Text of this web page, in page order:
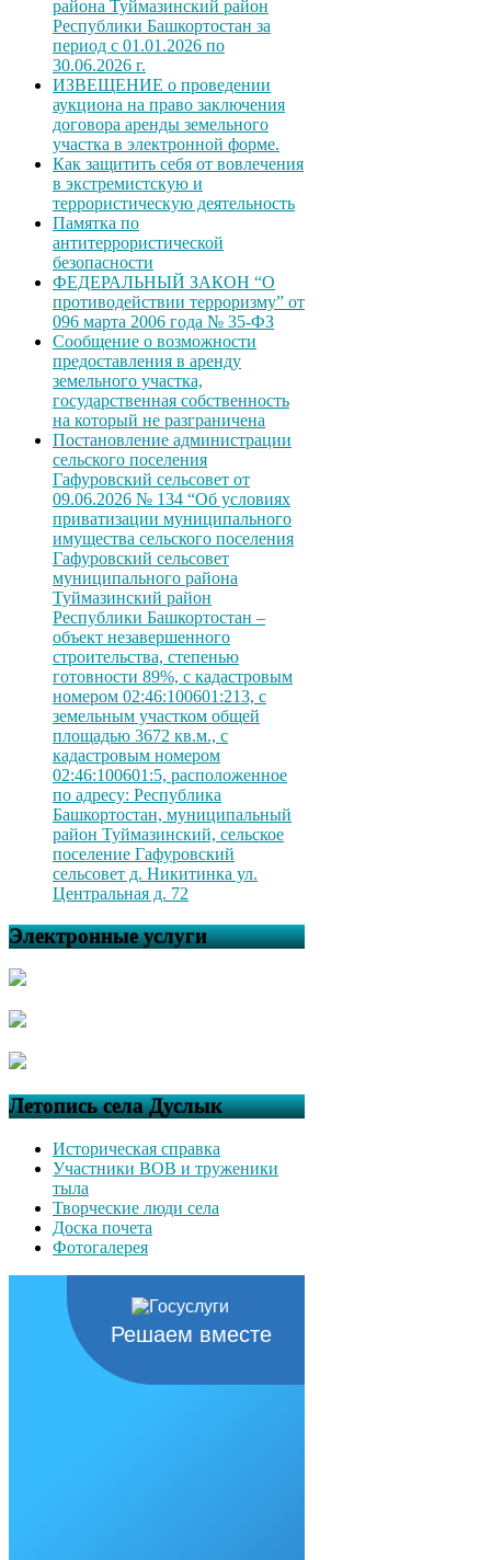
района Туймазинский район
Республики Башкортостан за
период с 01.01.2026 по
30.06.2026 г.
ИЗВЕЩЕНИЕ о проведении
аукциона на право заключения
договора аренды земельного
участка в электронной форме.
Как защитить себя от вовлечения
в экстремистскую и
террористическую деятельность
Памятка по
антитеррористической
безопасности
ФЕДЕРАЛЬНЫЙ ЗАКОН “О
противодействии терроризму” от
096 марта 2006 года № 35-ФЗ
Сообщение о возможности
предоставления в аренду
земельного участка,
государственная собственность
на который не разграничена
Постановление администрации
сельского поселения
Гафуровский сельсовет от
09.06.2026 № 134 “Об условиях
приватизации муниципального
имущества сельского поселения
Гафуровский сельсовет
муниципального района
Туймазинский район
Республики Башкортостан –
объект незавершенного
строительства, степенью
готовности 89%, с кадастровым
номером 02:46:100601:213, с
земельным участком общей
площадью 3672 кв.м., с
кадастровым номером
02:46:100601:5, расположенное
по адресу: Республика
Башкортостан, муниципальный
район Туймазинский, сельское
поселение Гафуровский
сельсовет д. Никитинка ул.
Центральная д. 72
Электронные услуги
Летопись села Дуслык
Историческая справка
Участники ВОВ и труженики
тыла
Творческие люди села
Доска почета
Фотогалерея
Решаем вместе